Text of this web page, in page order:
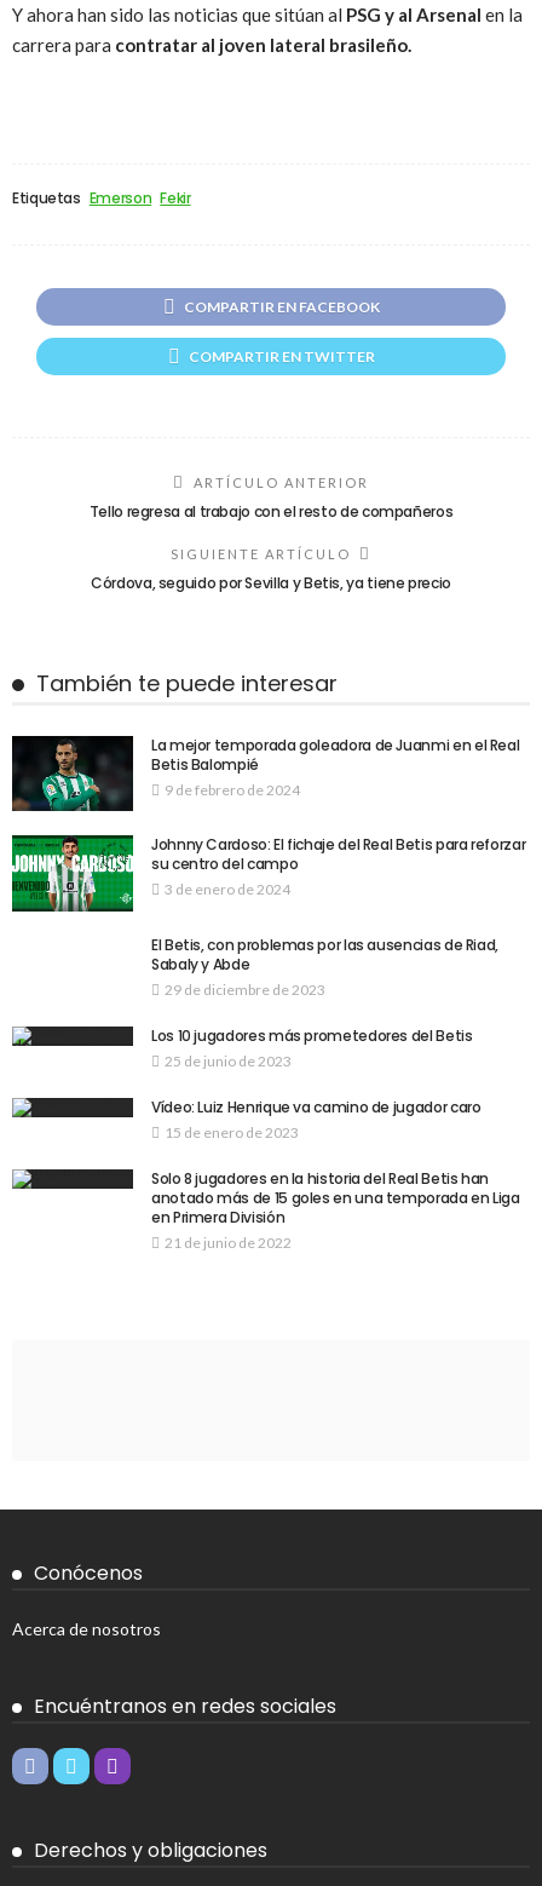
Y ahora han sido las noticias que sitúan al PSG y al Arsenal en la
carrera para contratar al joven lateral brasileño.
Etiquetas Emerson Fekir
COMPARTIR EN FACEBOOK
COMPARTIR EN TWITTER
ARTÍCULO ANTERIOR
Tello regresa al trabajo con el resto de compañeros
SIGUIENTE ARTÍCULO
Córdova, seguido por Sevilla y Betis, ya tiene precio
También te puede interesar
La mejor temporada goleadora de Juanmi en el Real
Betis Balompié
9 de febrero de 2024
Johnny Cardoso: El fichaje del Real Betis para reforzar
su centro del campo
3 de enero de 2024
El Betis, con problemas por las ausencias de Riad,
Sabaly y Abde
29 de diciembre de 2023
Los 10 jugadores más prometedores del Betis
25 de junio de 2023
Vídeo: Luiz Henrique va camino de jugador caro
15 de enero de 2023
Solo 8 jugadores en la historia del Real Betis han
anotado más de 15 goles en una temporada en Liga
en Primera División
21 de junio de 2022
Conócenos
Acerca de nosotros
Encuéntranos en redes sociales
Derechos y obligaciones